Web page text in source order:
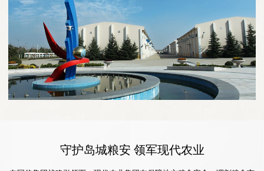
守护岛城粮安 领军现代农业